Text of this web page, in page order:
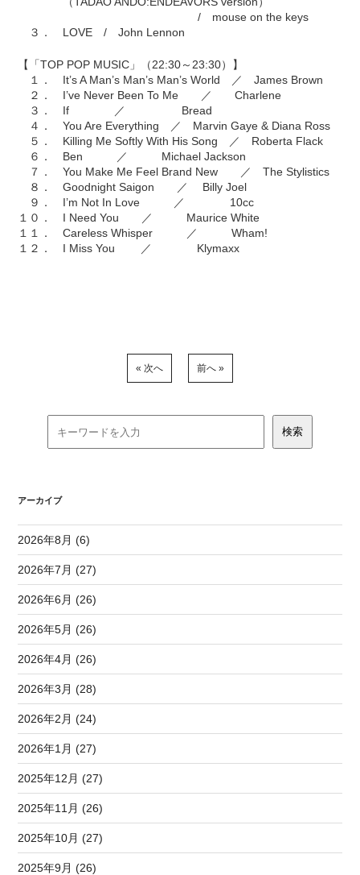
/ mouse on the keys
３． LOVE / John Lennon
【「TOP POP MUSIC」（22:30～23:30）】
１． It’s A Man’s Man’s Man’s World ／ James Brown
２． I’ve Never Been To Me ／ Charlene
３． If ／ Bread
４． You Are Everything ／ Marvin Gaye & Diana Ross
５． Killing Me Softly With His Song ／ Roberta Flack
６． Ben ／ Michael Jackson
７． You Make Me Feel Brand New ／ The Stylistics
８． Goodnight Saigon ／ Billy Joel
９． I’m Not In Love ／ 10cc
１０． I Need You ／ Maurice White
１１． Careless Whisper ／ Wham!
１２． I Miss You ／ Klymaxx
« 次へ 前へ »
アーカイブ
2026年8月 (6)
2026年7月 (27)
2026年6月 (26)
2026年5月 (26)
2026年4月 (26)
2026年3月 (28)
2026年2月 (24)
2026年1月 (27)
2025年12月 (27)
2025年11月 (26)
2025年10月 (27)
2025年9月 (26)